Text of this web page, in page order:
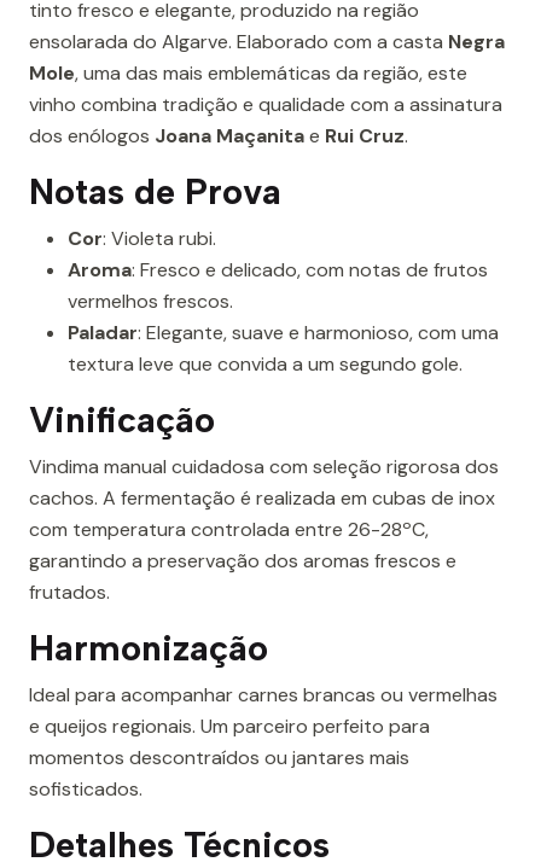
tinto fresco e elegante, produzido na região
ensolarada do Algarve. Elaborado com a casta Negra
Mole, uma das mais emblemáticas da região, este
vinho combina tradição e qualidade com a assinatura
dos enólogos Joana Maçanitae Rui Cruz.
Notas de Prova
Cor: Violeta rubi.
Aroma: Fresco e delicado, com notas de frutos
vermelhos frescos.
Paladar: Elegante, suave e harmonioso, com uma
textura leve que convida a um segundo gole.
Vinificação
Vindima manual cuidadosa com seleção rigorosa dos
cachos. A fermentação é realizada em cubas de inox
com temperatura controlada entre 26-28ºC,
garantindo a preservação dos aromas frescos e
frutados.
Harmonização
Ideal para acompanhar carnes brancas ou vermelhas
e queijos regionais. Um parceiro perfeito para
momentos descontraídos ou jantares mais
sofisticados.
Detalhes Técnicos